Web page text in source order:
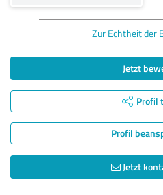
Zur Echtheit der
Jetzt
Profil
Profil
Jetzt